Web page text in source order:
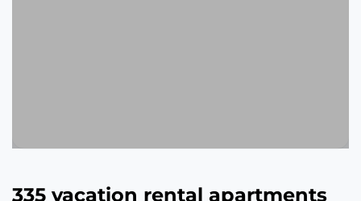
335 vacation rental apartments